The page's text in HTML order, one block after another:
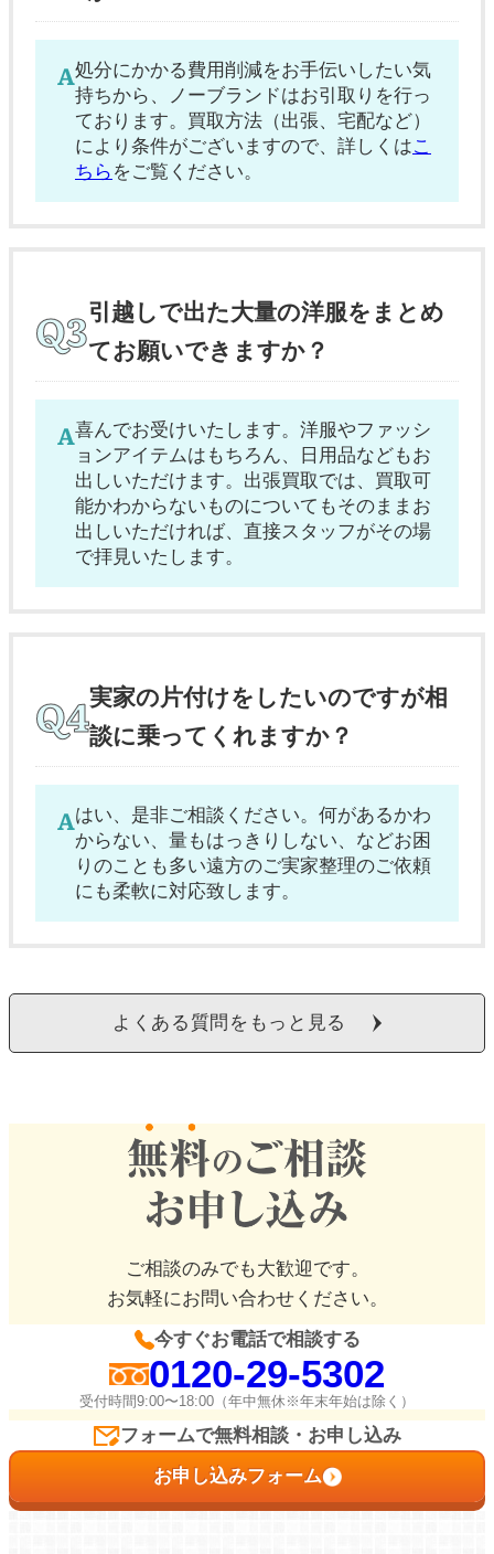
処分にかかる費用削減をお手伝いしたい気
持ちから、ノーブランドはお引取りを行っ
ております。買取方法（出張、宅配など）
により条件がございますので、詳しくはこ
ちら をご覧ください。
引越しで出た大量の洋服をまとめ
てお願いできますか？
喜んでお受けいたします。洋服やファッシ
ョンアイテムはもちろん、日用品などもお
出しいただけます。出張買取では、買取可
能かわからないものについてもそのままお
出しいただければ、直接スタッフがその場
で拝見いたします。
実家の片付けをしたいのですが相
談に乗ってくれますか？
はい、是非ご相談ください。何があるかわ
からない、量もはっきりしない、などお困
りのことも多い遠方のご実家整理のご依頼
にも柔軟に対応致します。
よくある質問をもっと見る
ご相談のみでも大歓迎です。
お気軽にお問い合わせください。
今すぐお電話で相談する
0120-29-5302
受付時間9:00〜18:00（年中無休※年末年始は除く）
フォームで無料相談・お申し込み
お申し込みフォーム